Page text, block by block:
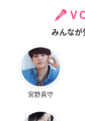
みんなが
宮野真守